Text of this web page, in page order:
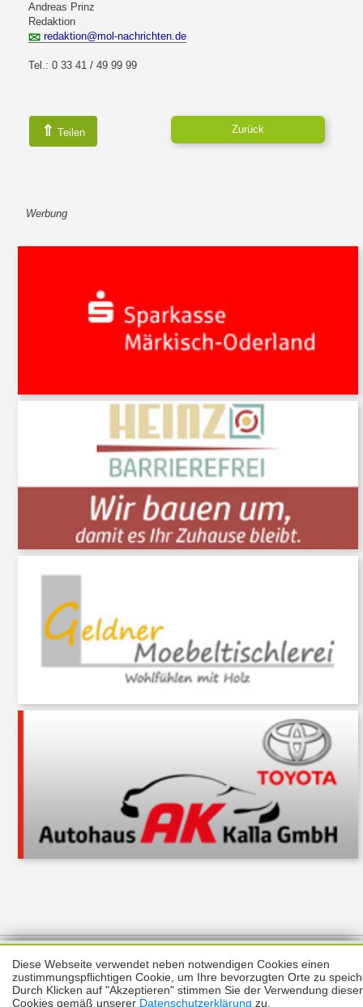
Andreas Prinz
Redaktion
redaktion@mol-nachrichten.de
Tel.: 0 33 41 / 49 99 99
⇑ Teilen Zurück
Werbung
Kontakt
Impressum
Copyright © 2026 |Prinzmediaconcept.de
Diese Webseite verwendet neben notwendigen Cookies einen
zustimmungspflichtigen Cookie, um Ihre bevorzugten Orte zu
Durch Klicken auf "Akzeptieren" stimmen Sie der Verwendung dieser
Cookies gemäß unserer Datenschutzerklärung zu.